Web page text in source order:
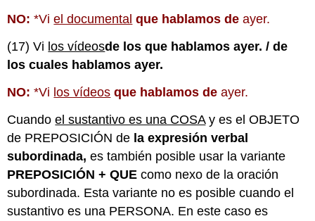
NO: *Viel documental que hablamos de ayer.
(17) Vi los vídeosde los que hablamos ayer. / de
los cuales hablamos ayer.
NO: *Vi los vídeos que hablamos de ayer.
Cuandoel sustantivo es una COSAy es el OBJETO
de PREPOSICIÓN de la expresión verbal
subordinada,es también posible usar la variante
PREPOSICIÓN + QUE como nexo de la oración
subordinada. Esta variante no es posible cuando el
sustantivo es una PERSONA. En este caso es